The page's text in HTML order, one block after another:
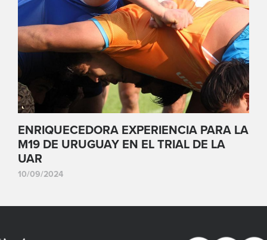
ENRIQUECEDORA EXPERIENCIA PARA LA
M19 DE URUGUAY EN EL TRIAL DE LA
UAR
10/09/2024